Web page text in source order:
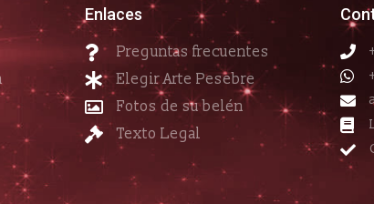
Enlaces
Preguntas frecuentes
Elegir Arte Pesebre
Fotos de su belén
Texto Legal